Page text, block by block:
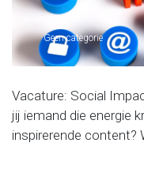
Geen categorie
Vacature: Social
jij iemand die energie
inspirerende content?